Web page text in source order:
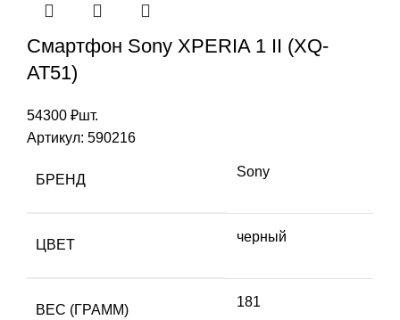
Смартфон Sony XPERIA 1 II (XQ-
AT51)
54300 ₽шт.
Артикул: 590216
БРЕНД
Sony
ЦВЕТ
черный
ВЕС (ГРАММ)
181